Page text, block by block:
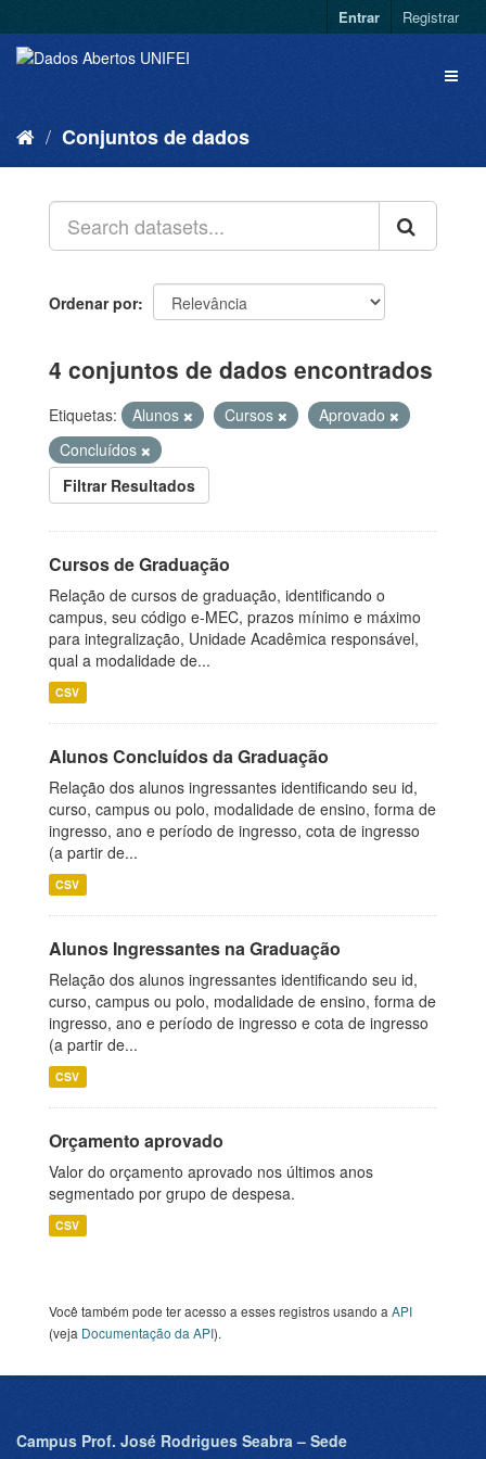
Entrar Registrar
Conjuntos de dados
Ordenar por
4 conjuntos de dados encontrados
Etiquetas: Alunos Cursos
Aprovado
Concluídos
Filtrar Resultados
Cursos de Graduação
Relação de cursos de graduação, identificando o
campus, seu código e-MEC, prazos mínimo e máximo
para integralização, Unidade Acadêmica responsável,
qual a modalidade de...
CSV
Alunos Concluídos da Graduação
Relação dos alunos ingressantes identificando seu id,
curso, campus ou polo, modalidade de ensino, forma de
ingresso, ano e período de ingresso, cota de ingresso
(a partir de...
CSV
Alunos Ingressantes na Graduação
Relação dos alunos ingressantes identificando seu id,
curso, campus ou polo, modalidade de ensino, forma de
ingresso, ano e período de ingresso e cota de ingresso
(a partir de...
CSV
Orçamento aprovado
Valor do orçamento aprovado nos últimos anos
segmentado por grupo de despesa.
CSV
Você também pode ter acesso a esses registros usando a API
(veja Documentação da API).
Campus Prof. José Rodrigues Seabra – Sede